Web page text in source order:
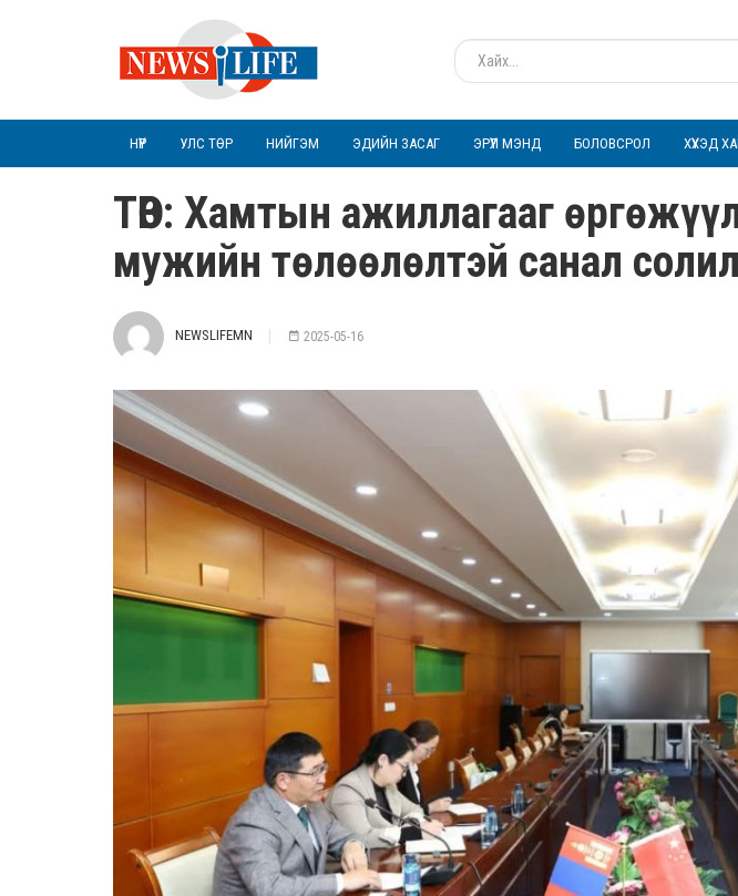
НҮҮР УЛС ТӨР НИЙГЭМ ЭДИЙН ЗАСАГ ЭРҮҮЛ МЭНД БОЛОВСРОЛ ХҮҮХЭД
ТӨВ: Хамтын ажиллагааг
мужийн төлөөлөлтэй санал
NEWSLIFEMN 2025-05-16